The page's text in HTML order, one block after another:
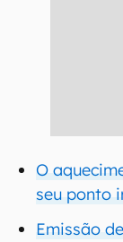
O
seu ponto
Emissão